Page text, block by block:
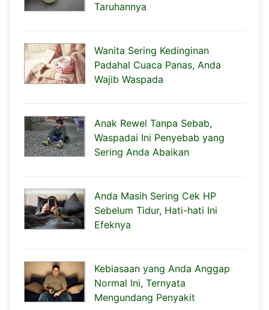
Taruhannya
Wanita Sering Kedinginan
Padahal Cuaca Panas, Anda
Wajib Waspada
Anak Rewel Tanpa Sebab,
Waspadai Ini Penyebab yang
Sering Anda Abaikan
Anda Masih Sering Cek HP
Sebelum Tidur, Hati-hati Ini
Efeknya
Kebiasaan yang Anda Anggap
Normal Ini, Ternyata
Mengundang Penyakit